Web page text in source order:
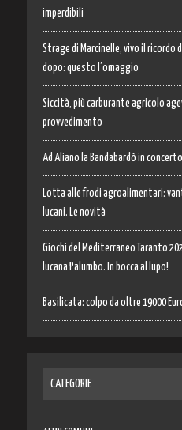
imperdibili
Strage di Marcinelle, vivo il ricordo
dopo: questo l’omaggio
Siccità, più carburante agricolo
provvedimento
Ad Aliano la Bandabardò in
Lotta alle frodi agroalimentari:
lucani. Le novità
Giochi del Mediterraneo Taranto
lucana Palumbo. In bocca al lupo!
Basilicata: colpo da oltre 19000
CATEGORIE